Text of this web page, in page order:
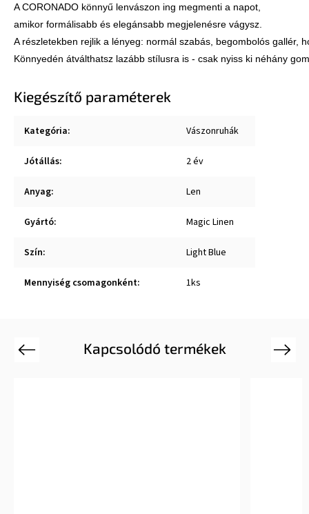
A CORONADO könnyű lenvászon ing megmenti a napot,
amikor formálisabb és elegánsabb megjelenésre vágysz.
A részletekben rejlik a lényeg: normál szabás, begombolós
Könnyedén átválthatsz lazább stílusra is - csak nyiss ki néhány
Kiegészítő paraméterek
Kategória: Vászonruhák
Jótállás: 2 év
Anyag: Len
Gyártó: Magic Linen
Szín: Light Blue
Mennyiség csomagonként: 1ks
Kapcsolódó termékek
Previous Next